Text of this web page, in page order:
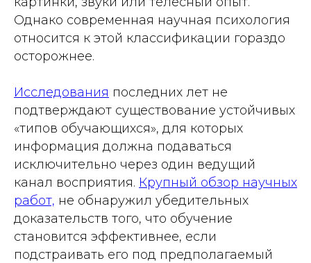
Однако современная научная психология
относится к этой классификации гораздо
осторожнее.
Исследования последних лет не
подтверждают существование устойчивых
«типов обучающихся», для которых
информация должна подаваться
исключительно через один ведущий
канал восприятия. Крупный обзор научных
работ, не обнаружил убедительных
доказательств того, что обучение
становится эффективнее, если
подстраивать его под предполагаемый